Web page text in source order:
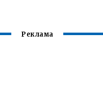
Реклама